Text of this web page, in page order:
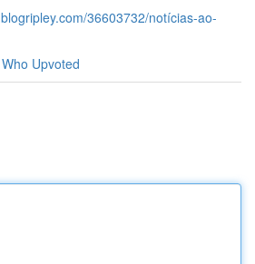
36603732/notícias-ao-
Who Upvoted